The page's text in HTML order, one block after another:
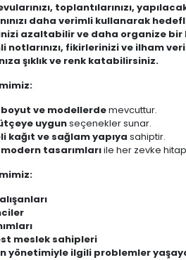
toplantılarınızı,
daha verimli kullanarak
azaltabilir ve daha organize
notlarınızı, fikirlerinizi ve ilham
şıklık ve renk katabilirsiniz.
boyut ve modellerdemevcuttur.
uygunseçenekler sunar.
kağıt ve sağlam yapıya sahiptir.
modern tasarımlarıile her zevke
meslek sahipleri
yönetimiyle ilgili problemler